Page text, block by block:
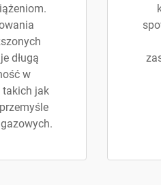
długą
w
takich jak